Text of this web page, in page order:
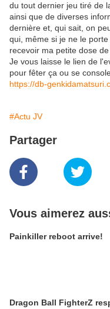
du tout dernier jeu tiré de
ainsi que de diverses
dernière et, qui sait, on
qui, même si je ne le
recevoir ma petite dose
Je vous laisse le lien de
pour fêter ça ou se
https://db-
#Actu JV
Partager
Vous aimerez
Painkiller reboot arrive!
Dragon Ball FighterZ